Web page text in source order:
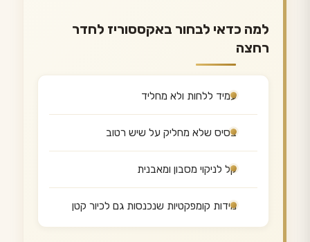
למה כדאי לבחור באקססוריז לחדר
רחצה
עמיד ללחות ולא מחליד
בסיס שלא מחליק על שיש רטוב
קל לניקוי מסבון ומאבנית
מידות קומפקטיות שנכנסות גם לכיור קטן